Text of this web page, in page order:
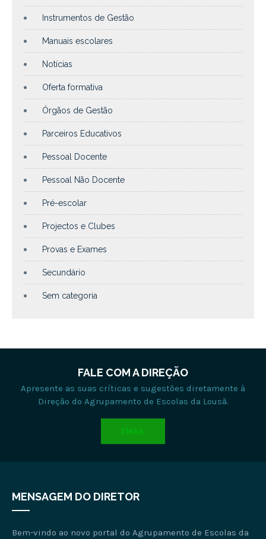
Instrumentos de Gestão
Manuais escolares
Notícias
Oferta formativa
Órgãos de Gestão
Parceiros Educativos
Pessoal Docente
Pessoal Não Docente
Pré-escolar
Projectos e Clubes
Provas e Exames
Secundário
Sem categoria
FALE COM A DIREÇÃO
Apresente as suas críticas e sugestões diretamente à
Direção do Agrupamento de Escolas da Lousã.
EMAIL
MENSAGEM DO DIRETOR
Bem-vindo ao novo portal do Agrupamento de Escolas da